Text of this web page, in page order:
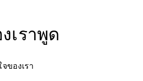
เราพูด
ของเรา